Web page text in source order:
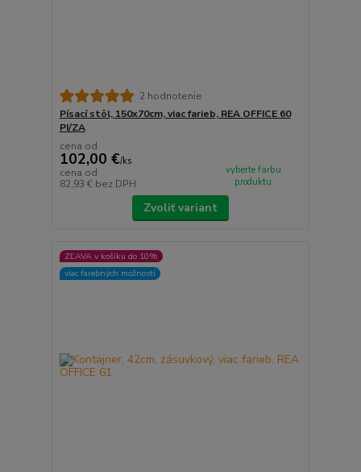
2 hodnotenie
Písací stôl, 150x70cm, viac farieb, REA OFFICE 60
PI/ZA
cena od
102,00 €/ks
cena od
82,93 € bez DPH
vyberte farbu
produktu
Zvoliť variant
ZĽAVA v košíku do 10%
viac farebných možností